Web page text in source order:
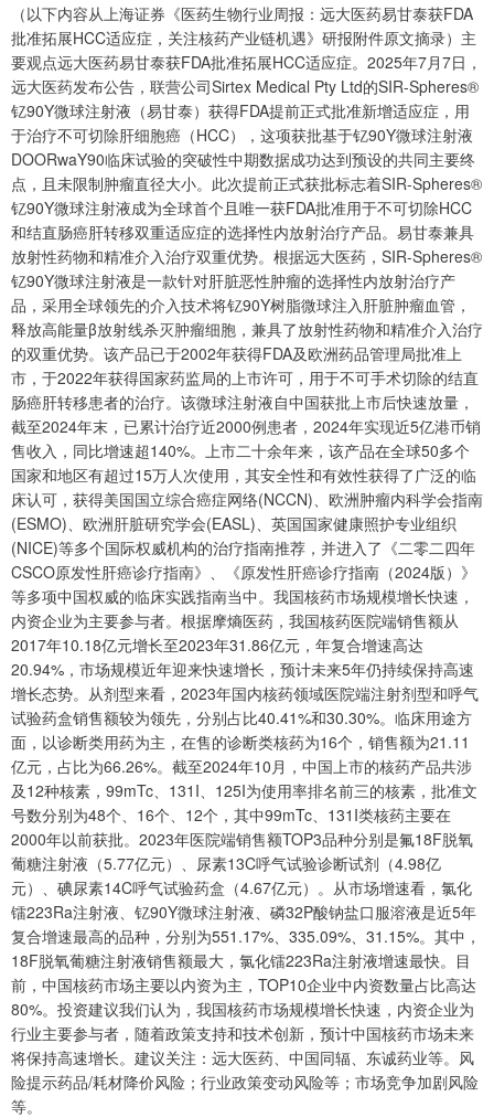
（以下内容从上海证券《医药生物行业周报：远大医药易甘泰获FDA
批准拓展HCC适应症，关注核药产业链机遇》研报附件原文摘录）主
要观点远大医药易甘泰获FDA批准拓展HCC适应症。2025年7月7日，
远大医药发布公告，联营公司Sirtex Medical Pty Ltd的SIR-Spheres®
钇90Y微球注射液（易甘泰）获得FDA提前正式批准新增适应症，用
于治疗不可切除肝细胞癌（HCC），这项获批基于钇90Y微球注射液
DOORwaY90临床试验的突破性中期数据成功达到预设的共同主要终
点，且未限制肿瘤直径大小。此次提前正式获批标志着SIR-Spheres®
钇90Y微球注射液成为全球首个且唯一获FDA批准用于不可切除HCC
和结直肠癌肝转移双重适应症的选择性内放射治疗产品。易甘泰兼具
放射性药物和精准介入治疗双重优势。根据远大医药，SIR-Spheres®
钇90Y微球注射液是一款针对肝脏恶性肿瘤的选择性内放射治疗产
品，采用全球领先的介入技术将钇90Y树脂微球注入肝脏肿瘤血管，
释放高能量β放射线杀灭肿瘤细胞，兼具了放射性药物和精准介入治疗
的双重优势。该产品已于2002年获得FDA及欧洲药品管理局批准上
市，于2022年获得国家药监局的上市许可，用于不可手术切除的结直
肠癌肝转移患者的治疗。该微球注射液自中国获批上市后快速放量，
截至2024年末，已累计治疗近2000例患者，2024年实现近5亿港币销
售收入，同比增速超140%。上市二十余年来，该产品在全球50多个
国家和地区有超过15万人次使用，其安全性和有效性获得了广泛的临
床认可，获得美国国立综合癌症网络(NCCN)、欧洲肿瘤内科学会指南
(ESMO)、欧洲肝脏研究学会(EASL)、英国国家健康照护专业组织
(NICE)等多个国际权威机构的治疗指南推荐，并进入了《二零二四年
CSCO原发性肝癌诊疗指南》、《原发性肝癌诊疗指南（2024版）》
等多项中国权威的临床实践指南当中。我国核药市场规模增长快速，
内资企业为主要参与者。根据摩熵医药，我国核药医院端销售额从
2017年10.18亿元增长至2023年31.86亿元，年复合增速高达
20.94%，市场规模近年迎来快速增长，预计未来5年仍持续保持高速
增长态势。从剂型来看，2023年国内核药领域医院端注射剂型和呼气
试验药盒销售额较为领先，分别占比40.41%和30.30%。临床用途方
面，以诊断类用药为主，在售的诊断类核药为16个，销售额为21.11
亿元，占比为66.26%。截至2024年10月，中国上市的核药产品共涉
及12种核素，99mTc、131I、125I为使用率排名前三的核素，批准文
号数分别为48个、16个、12个，其中99mTc、131I类核药主要在
2000年以前获批。2023年医院端销售额TOP3品种分别是氟18F脱氧
葡糖注射液（5.77亿元）、尿素13C呼气试验诊断试剂（4.98亿
元）、碘尿素14C呼气试验药盒（4.67亿元）。从市场增速看，氯化
镭223Ra注射液、钇90Y微球注射液、磷32P酸钠盐口服溶液是近5年
复合增速最高的品种，分别为551.17%、335.09%、31.15%。其中，
18F脱氧葡糖注射液销售额最大，氯化镭223Ra注射液增速最快。目
前，中国核药市场主要以内资为主，TOP10企业中内资数量占比高达
80%。投资建议我们认为，我国核药市场规模增长快速，内资企业为
行业主要参与者，随着政策支持和技术创新，预计中国核药市场未来
将保持高速增长。建议关注：远大医药、中国同辐、东诚药业等。风
险提示药品/耗材降价风险；行业政策变动风险等；市场竞争加剧风险
等。